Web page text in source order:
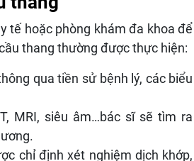
tế hoặc phòng khám đa khoa để
thang thường được thực hiện:
qua tiền sử bệnh lý, các biểu
MRI, siêu âm…bác sĩ sẽ tìm ra
chỉ định xét nghiệm dịch khớp,